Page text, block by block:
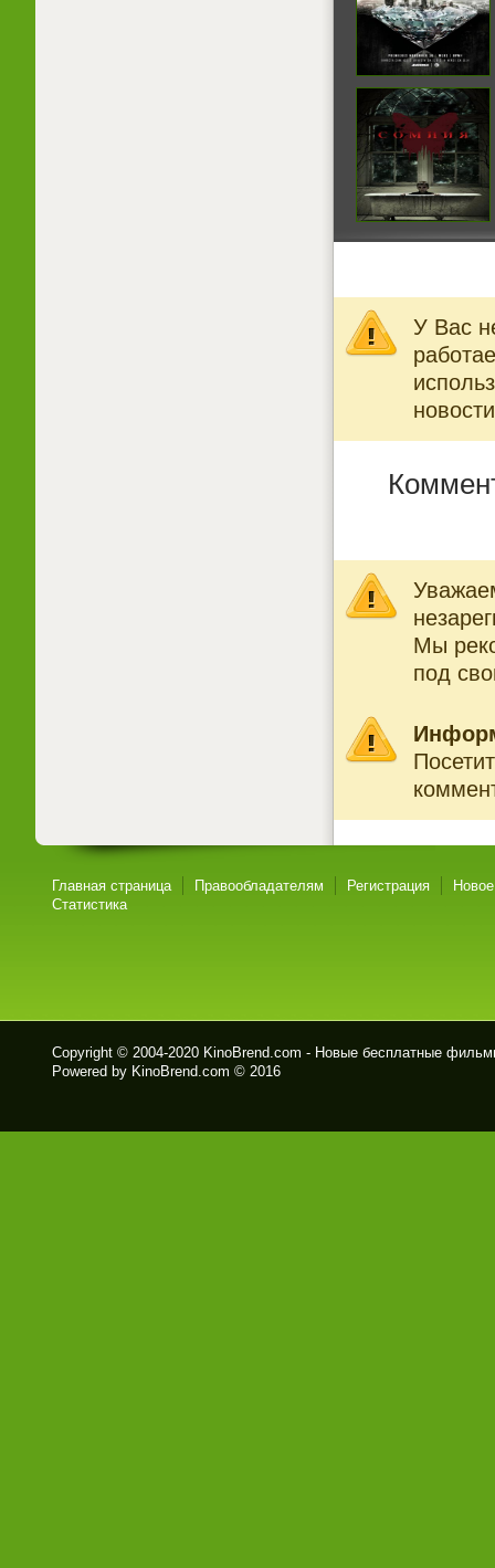
У Вас
Мы
под
Главная страница Правообладателям Регистрация
Статистика
Copyright © 2004-2020 KinoBrend.com - Новые бесплатные
Powered by KinoBrend.com © 2016